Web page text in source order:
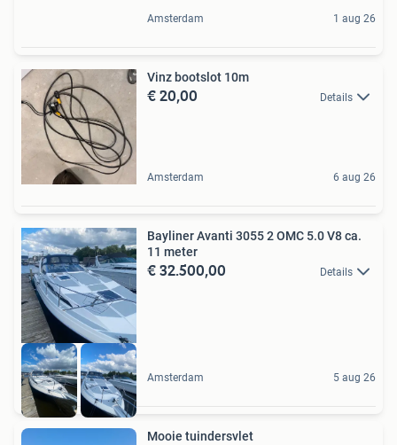
Amsterdam 1 aug 26
Vinz bootslot 10m
€ 20,00 Details
Amsterdam 6 aug 26
Bayliner Avanti 3055 2 OMC 5.0 V8 ca.
11 meter
€ 32.500,00 Details
Amsterdam 5 aug 26
Mooie tuindersvlet